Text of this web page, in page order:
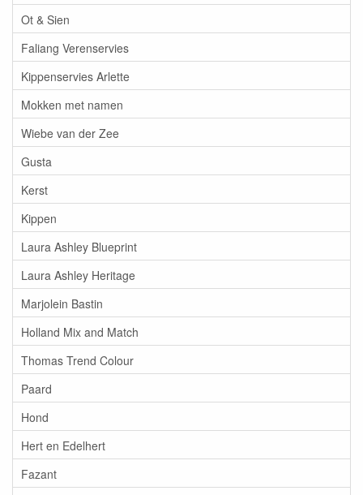
Ot & Sien
Faliang Verenservies
Kippenservies Arlette
Mokken met namen
Wiebe van der Zee
Gusta
Kerst
Kippen
Laura Ashley Blueprint
Laura Ashley Heritage
Marjolein Bastin
Holland Mix and Match
Thomas Trend Colour
Paard
Hond
Hert en Edelhert
Fazant